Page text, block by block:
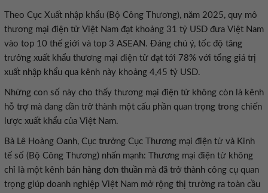
Theo Cục Xuất nhập khẩu (Bộ Công Thương), năm 2025, quy mô
thương mại điện tử Việt Nam đạt khoảng 31 tỷ USD đưa Việt Nam
vào top 10 thế giới và top 3 ASEAN. Đáng chú ý, tốc độ tăng
trưởng xuất khẩu thương mại điện tử đạt tới 78% với tổng giá trị
xuất nhập khẩu qua kênh này khoảng 4,45 tỷ USD.
Những con số này cho thấy thương mại điện tử không còn là kênh
hỗ trợ mà đang dần trở thành một cấu phần quan trọng trong chiến
lược xuất khẩu của Việt Nam.
Bà Lê Hoàng Oanh, Cục trưởng Cục Thương mại điện tử và Kinh
tế số (Bộ Công Thương) nhấn mạnh: Thương mại điện tử không
chỉ là một kênh bán hàng đơn thuần mà đã trở thành công cụ quan
trọng giúp doanh nghiệp Việt Nam mở rộng thị trường ra toàn cầu